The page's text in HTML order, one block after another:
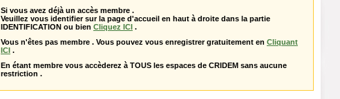
Si vous avez déjà un accès membre .
Veuillez vous identifier sur la page d'accueil en haut à droite dans la partie
IDENTIFICATION ou bien Cliquez ICI .
Vous n'êtes pas membre . Vous pouvez vous enregistrer gratuitement en Cliquant
ICI .
En étant membre vous accèderez à TOUS les espaces de CRIDEM sans aucune
restriction .